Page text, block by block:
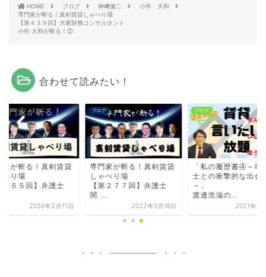
HOME ブログ 神﨑健二
小作 大和
専門家が斬る！真剣賃貸しゃべり場
【第４３９回】大家財務コンサルタント
小作 大和が斬る！②
合わせて読みたい！
家が斬る！真剣賃貸
べり場
４５５回】弁護士
2026年2月11日
ブログ
専門家が斬る！真剣賃貸
しゃべり場
【第２７７回】弁護士
関 ...
2022年5月18日
ブログ
「私の履歴書④～司
士との衝撃的な出会
～」
渡邊浩滋の...
2021年5